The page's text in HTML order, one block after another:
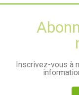
Inscrivez-vous à